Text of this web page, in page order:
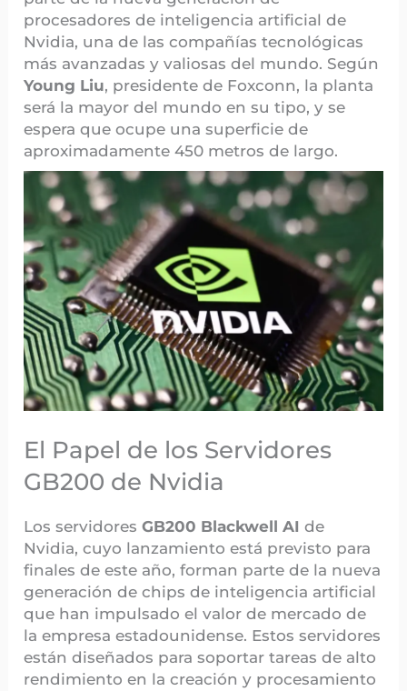
procesadores de inteligencia artificial de
Nvidia, una de las compañías tecnológicas
más avanzadas y valiosas del mundo. Según
Young Liu, presidente de Foxconn, la planta
será la mayor del mundo en su tipo, y se
espera que ocupe una superficie de
aproximadamente 450 metros de largo.
El Papel de los Servidores
GB200 de Nvidia
Los servidoresGB200 Blackwell AI de
Nvidia, cuyo lanzamiento está previsto para
finales de este año, forman parte de la nueva
generación de chips de inteligencia artificial
que han impulsado el valor de mercado de
la empresa estadounidense. Estos servidores
están diseñados para soportar tareas de alto
rendimiento en la creación y procesamiento